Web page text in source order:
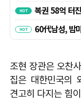
조현 장관은 오찬
집은 대한민국의
견고히 다지는 힘